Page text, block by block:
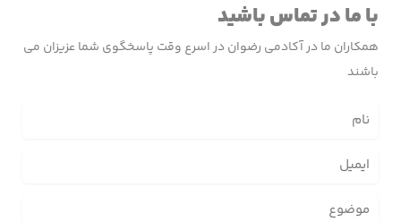
با ما در تماس باشید
همکاران ما در آکادمی رضوان در اسرع وقت پاسخگوی شما عزیزان می
باشند